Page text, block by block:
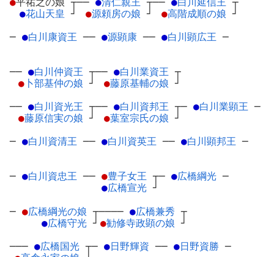
●花山天皇 ┘
●源頼房の娘 ┘
●高階成順の娘 ┘
─ ●白川康資王 ── ●源顕康 ── ●白川顕広王 ─
── ●白川仲資王 ┬
● 卜部基仲の娘 ┘
── ●白川業資王 ┬
●藤原基輔の娘 ┘
── ●白川資光王 ┬
●藤原信実の娘 ┘
── ●白川資邦王 ┬
●葉室宗氏の娘 ┘
─ ●白川業顕王 ─
─ ●白川資清王 ── ●白川資英王 ── ●白川顕邦王 ─
─ ●白川資忠王 ── ●豊子女王 ┬
●広橋宣光 ┘
─ ●広橋綱光 ─
─ ●広橋綱光の娘 ┬
●広橋守光 ┘
──── ●広橋兼秀 ┬
●勧修寺政顕の娘 ┘
─── ●広橋国光 ┬─ ●日野輝資 ── ●日野資勝 ─